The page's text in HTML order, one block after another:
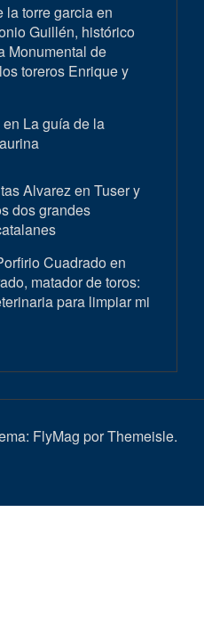
la torre garcia en
Guillén, histórico
Monumental de
toreros Enrique y
La guía de la
Alvarez en Tuser y
dos grandes
Cuadrado en
matador de toros:
para limpiar mi
FlyMag por Themeisle.
Tauríd’imatges